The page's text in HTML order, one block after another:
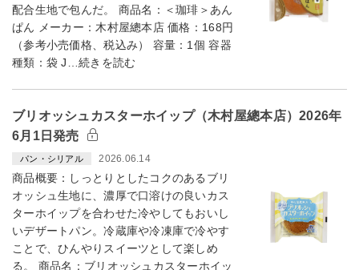
配合生地で包んだ。 商品名：＜珈琲＞あん
ぱん メーカー：木村屋總本店 価格：168円
（参考小売価格、税込み） 容量：1個 容器
種類：袋 J…続きを読む
ブリオッシュカスターホイップ（木村屋總本店）2026年
6月1日発売
パン・シリアル 2026.06.14
商品概要：しっとりとしたコクのあるブリ
オッシュ生地に、濃厚で口溶けの良いカス
ターホイップを合わせた冷やしてもおいし
いデザートパン。冷蔵庫や冷凍庫で冷やす
ことで、ひんやりスイーツとして楽しめ
る。 商品名：ブリオッシュカスターホイッ